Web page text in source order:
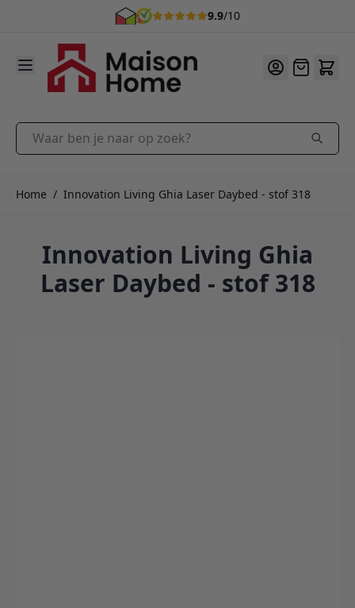
9.9/10
Ga naar de inhoud
Offerte
Waar ben je naar op zoek?
Home / Innovation Living Ghia Laser Daybed - stof 318
Innovation Living Ghia
Laser Daybed - stof 318